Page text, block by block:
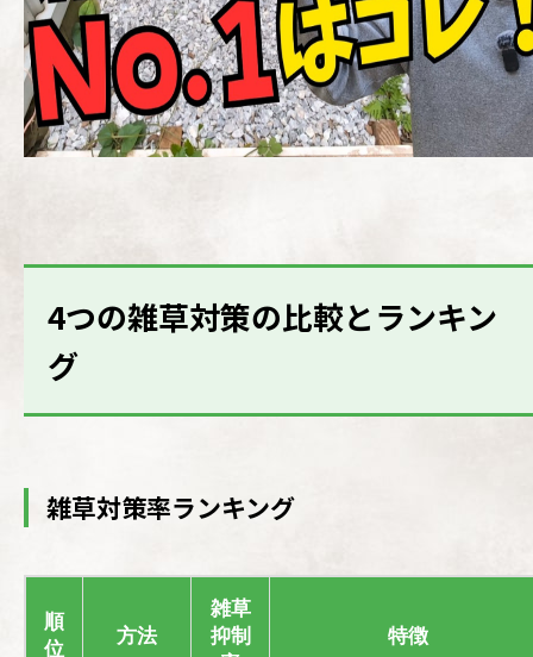
4つの雑草対策の比較とランキン
グ
雑草対策率ランキング
順
位
方法
雑草
抑制
特徴